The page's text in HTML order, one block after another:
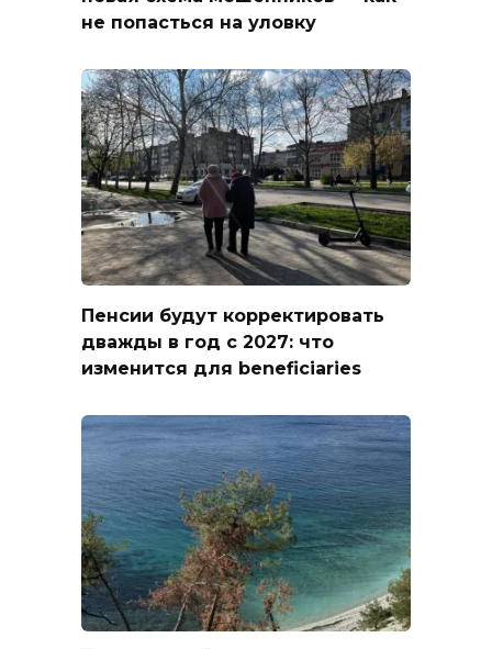
не попасться на уловку
Пенсии будут корректировать
дважды в год с 2027: что
изменится для beneficiaries